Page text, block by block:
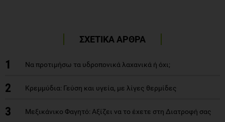
ΣΧΕΤΙΚΑ ΑΡΘΡΑ
1 Να προτιμήσω τα υδροπονικά λαχανικά ή όχι;
2 Κρεμμύδια: Γεύση και υγεία, με λίγες θερμίδες
3 Μεξικάνικο Φαγητό: Αξίζει να το έχετε στη Διατροφή σας